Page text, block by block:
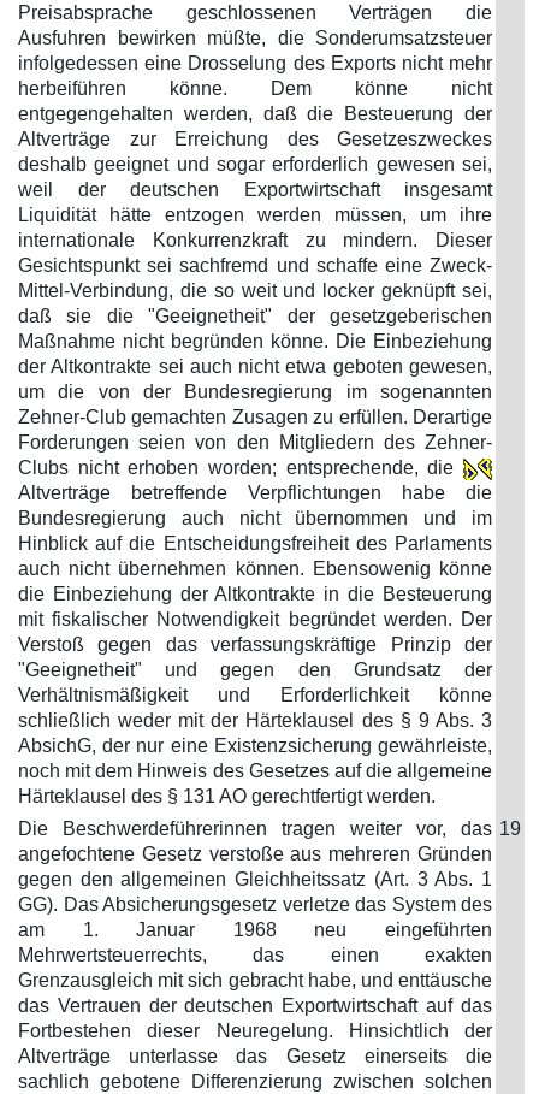
Preisabsprache geschlossenen Verträgen die
Ausfuhren bewirken müßte, die Sonderumsatzsteuer
infolgedessen eine Drosselung des Exports nicht mehr
herbeiführen könne. Dem könne nicht
entgegengehalten werden, daß die Besteuerung der
Altverträge zur Erreichung des Gesetzeszweckes
deshalb geeignet und sogar erforderlich gewesen sei,
weil der deutschen Exportwirtschaft insgesamt
Liquidität hätte entzogen werden müssen, um ihre
internationale Konkurrenzkraft zu mindern. Dieser
Gesichtspunkt sei sachfremd und schaffe eine Zweck-
Mittel-Verbindung, die so weit und locker geknüpft sei,
daß sie die "Geeignetheit" der gesetzgeberischen
Maßnahme nicht begründen könne. Die Einbeziehung
der Altkontrakte sei auch nicht etwa geboten gewesen,
um die von der Bundesregierung im sogenannten
Zehner-Club gemachten Zusagen zu erfüllen. Derartige
Forderungen seien von den Mitgliedern des Zehner-
Clubs nicht erhoben worden; entsprechende, die
Altverträge betreffende Verpflichtungen habe die
Bundesregierung auch nicht übernommen und im
Hinblick auf die Entscheidungsfreiheit des Parlaments
auch nicht übernehmen können. Ebensowenig könne
die Einbeziehung der Altkontrakte in die Besteuerung
mit fiskalischer Notwendigkeit begründet werden. Der
Verstoß gegen das verfassungskräftige Prinzip der
"Geeignetheit" und gegen den Grundsatz der
Verhältnismäßigkeit und Erforderlichkeit könne
schließlich weder mit der Härteklausel des § 9 Abs. 3
AbsichG, der nur eine Existenzsicherung gewährleiste,
noch mit dem Hinweis des Gesetzes auf die allgemeine
Härteklausel des § 131 AO gerechtfertigt werden.
Die Beschwerdeführerinnen tragen weiter vor, das
angefochtene Gesetz verstoße aus mehreren Gründen
gegen den allgemeinen Gleichheitssatz (Art. 3 Abs. 1
GG). Das Absicherungsgesetz verletze das System des
am 1. Januar 1968 neu eingeführten
Mehrwertsteuerrechts, das einen exakten
Grenzausgleich mit sich gebracht habe, und enttäusche
das Vertrauen der deutschen Exportwirtschaft auf das
Fortbestehen dieser Neuregelung. Hinsichtlich der
Altverträge unterlasse das Gesetz einerseits die
sachlich gebotene Differenzierung zwischen solchen
19